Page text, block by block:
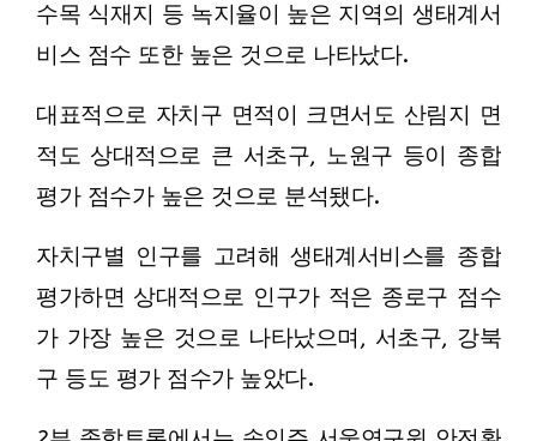
수목 식재지 등 녹지율이 높은 지역의 생태계서
비스 점수 또한 높은 것으로 나타났다.
대표적으로 자치구 면적이 크면서도 산림지 면
적도 상대적으로 큰 서초구, 노원구 등이 종합
평가 점수가 높은 것으로 분석됐다.
자치구별 인구를 고려해 생태계서비스를 종합
평가하면 상대적으로 인구가 적은 종로구 점수
가 가장 높은 것으로 나타났으며, 서초구, 강북
구 등도 평가 점수가 높았다.